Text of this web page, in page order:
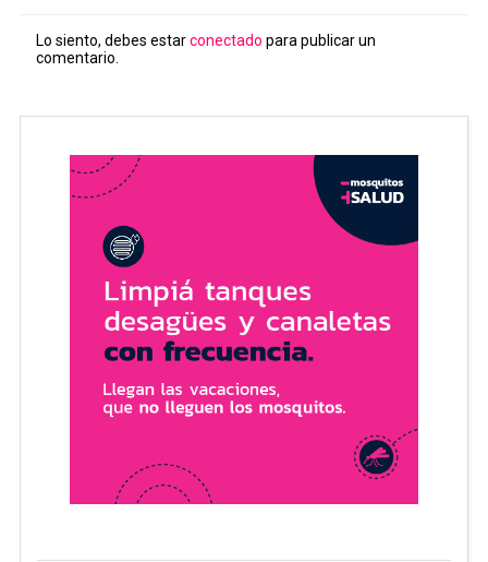
Lo siento, debes estarconectado para publicar un
comentario.